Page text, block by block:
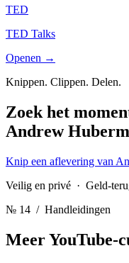
TED
TED Talks
Openen →
Knippen. Clippen. Delen.
Zoek het
Andrew
Knip een aflevering van
Veilig en privé · Geld-
№ 14 / Handleidingen
Meer YouTube-